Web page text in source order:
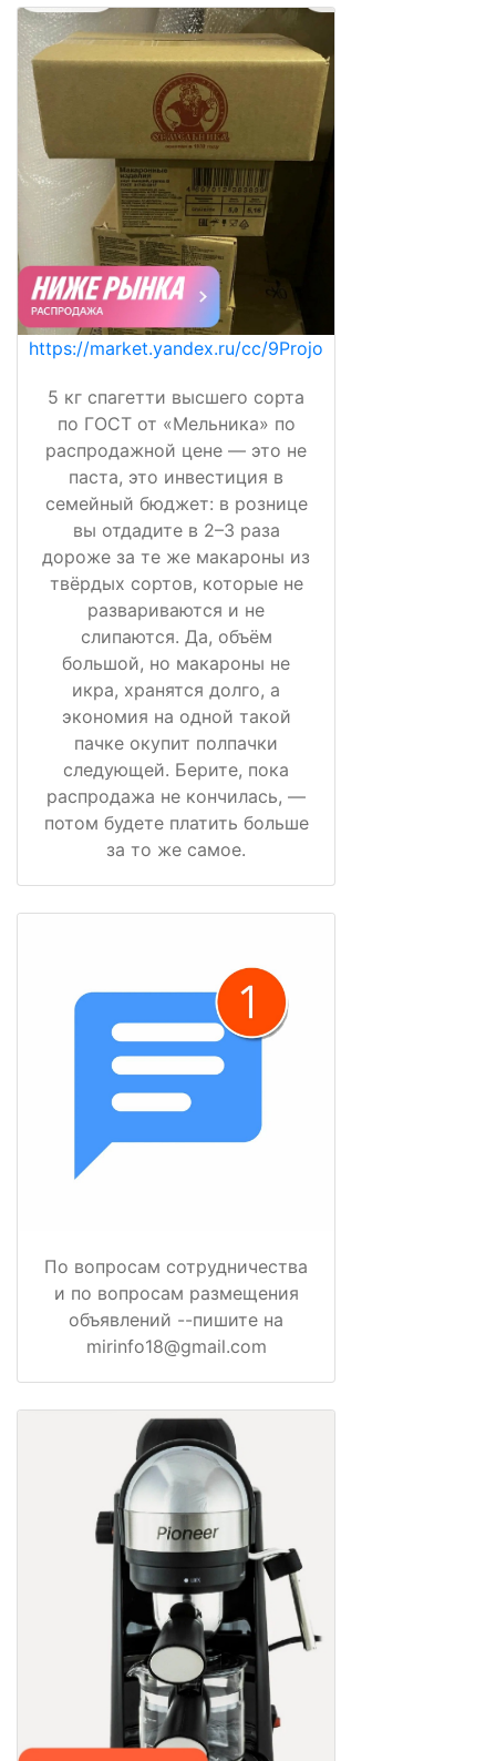
https://market.yandex.ru/cc/9Projo
5 кг спагетти высшего сорта
по ГОСТ от «Мельника» по
распродажной цене — это не
паста, это инвестиция в
семейный бюджет: в рознице
вы отдадите в 2–3 раза
дороже за те же макароны из
твёрдых сортов, которые не
развариваются и не
слипаются. Да, объём
большой, но макароны не
икра, хранятся долго, а
экономия на одной такой
пачке окупит полпачки
следующей. Берите, пока
распродажа не кончилась, —
потом будете платить больше
за то же самое.
По вопросам сотрудничества
и по вопросам размещения
объявлений --пишите на
mirinfo18@gmail.com